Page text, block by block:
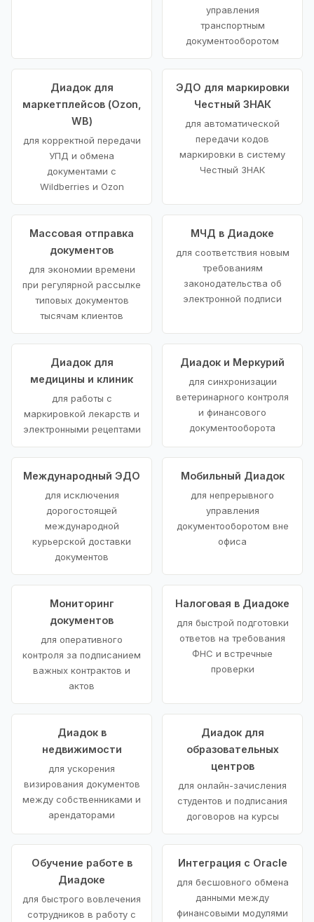
управления
транспортным
документооборотом
Диадок для
маркетплейсов (Ozon,
WB)
для корректной передачи
УПД и обмена
документами с
Wildberries и Ozon
ЭДО для маркировки
Честный ЗНАК
для автоматической
передачи кодов
маркировки в систему
Честный ЗНАК
Массовая отправка
документов
для экономии времени
при регулярной рассылке
типовых документов
тысячам клиентов
МЧД в Диадоке
для соответствия новым
требованиям
законодательства об
электронной подписи
Диадок для
медицины и клиник
для работы с
маркировкой лекарств и
электронными рецептами
Диадок и Меркурий
для синхронизации
ветеринарного контроля
и финансового
документооборота
Международный ЭДО
для исключения
дорогостоящей
международной
курьерской доставки
документов
Мобильный Диадок
для непрерывного
управления
документооборотом вне
офиса
Мониторинг
документов
для оперативного
контроля за подписанием
важных контрактов и
актов
Налоговая в Диадоке
для быстрой подготовки
ответов на требования
ФНС и встречные
проверки
Диадок в
недвижимости
для ускорения
визирования документов
между собственниками и
арендаторами
Диадок для
образовательных
центров
для онлайн-зачисления
студентов и подписания
договоров на курсы
Обучение работе в
Диадоке
для быстрого вовлечения
сотрудников в работу с
Интеграция с Oracle
для бесшовного обмена
данными между
финансовыми модулями